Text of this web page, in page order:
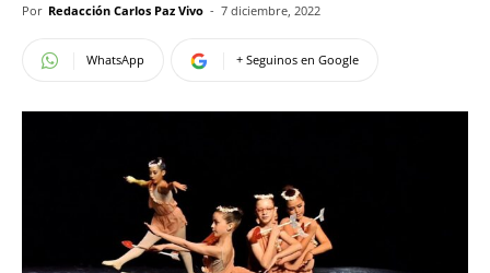
Por Redacción Carlos Paz Vivo - 7 diciembre, 2022
WhatsApp + Seguinos en Google